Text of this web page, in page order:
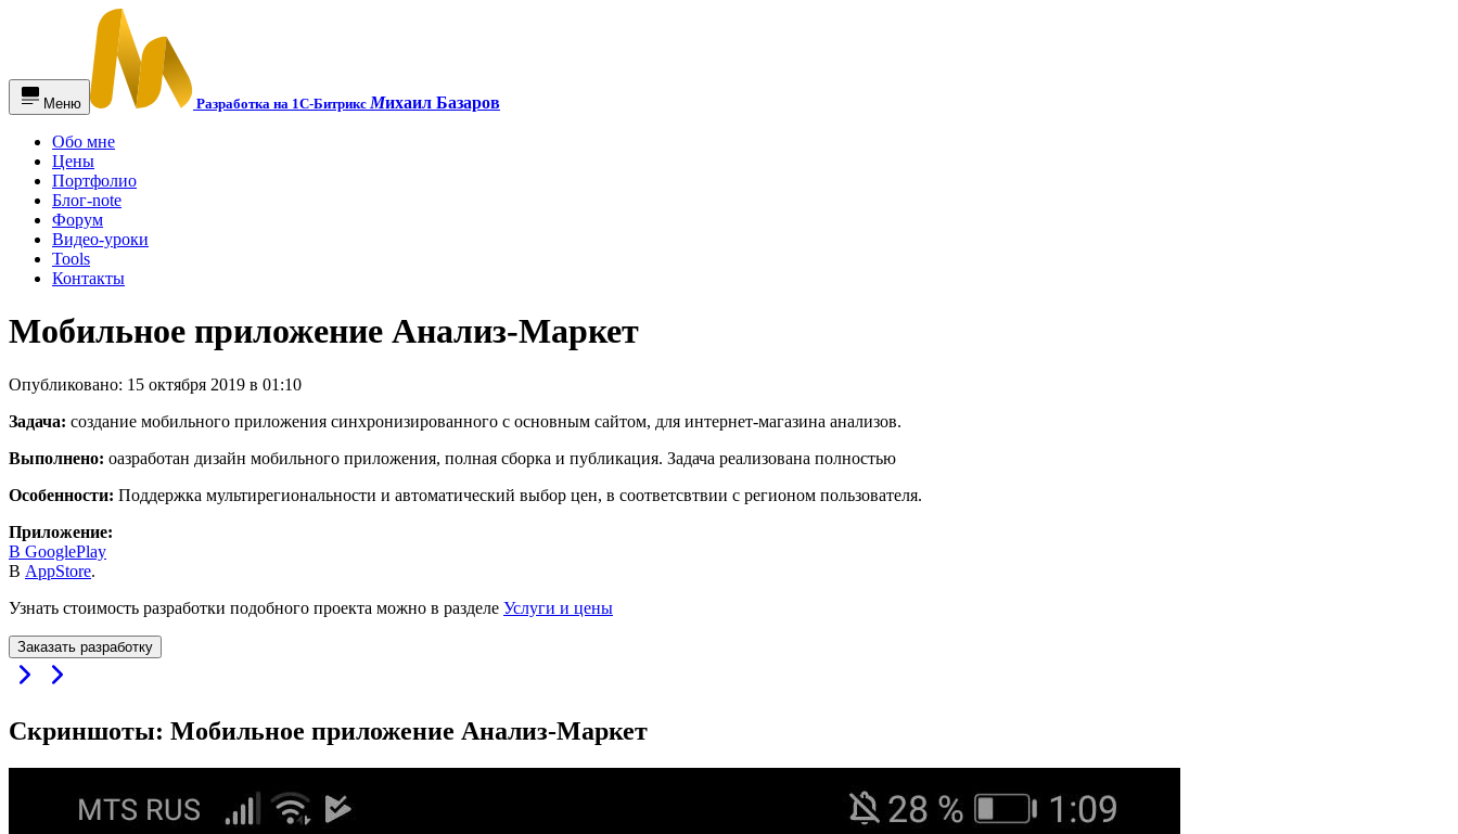
Меню Разработка на 1С-БитриксМихаил Базаров
Обо мне
Цены
Портфолио
Блог-note
Форум
Видео-уроки
Tools
Контакты
Мобильное приложение Анализ-Маркет
Опубликовано: 15 октября 2019 в 01:10
Задача: создание мобильного приложения синхронизированного с основным сайтом, для интернет-магазина анализов.
Выполнено: оазработан дизайн мобильного приложения, полная сборка и публикация. Задача реализована полностью
Особенности: Поддержка мультирегиональности и автоматический выбор цен, в соответсвтвии с регионом пользователя.
Приложение:
В GooglePlay
В AppStore.
Узнать стоимость разработки подобного проекта можно в разделе Услуги и цены
Заказать разработку
Скриншоты: Мобильное приложение Анализ-Маркет